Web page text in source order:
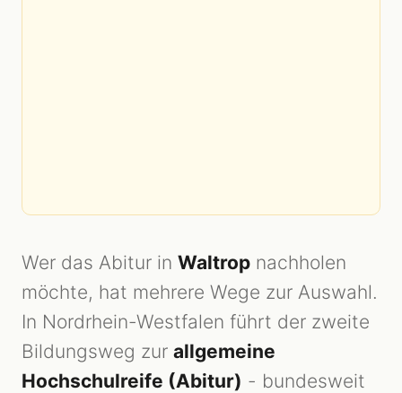
Wer das Abitur in Waltrop nachholen
möchte, hat mehrere Wege zur Auswahl.
In Nordrhein-Westfalen führt der zweite
Bildungsweg zur allgemeine
Hochschulreife (Abitur) - bundesweit